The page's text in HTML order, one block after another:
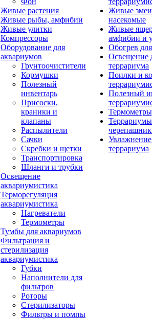
Живые растения
Живые рыбы, амфибии
Живые улитки
Компрессоры
Оборудование для
аквариумов
Грунтоочистители
Кормушки
Полезный
инвентарь
Присоски,
краники и
клапаны
Распылители
Сачки
Скребки и щетки
Транспортировка
Шланги и трубки
Освещение
аквариумистика
Терморегуляция
аквариумистика
Нагреватели
Термометры
Тумбы для аквариумов
Фильтрация и
стерилизация
аквариумистика
Губки
Наполнители для
фильтров
Роторы
Стерилизаторы
Фильтры и помпы
Живые
насекомые
Живые
амфибии и
Обогрев
Освещение
террариума
Поилки и
Полезный
террариума